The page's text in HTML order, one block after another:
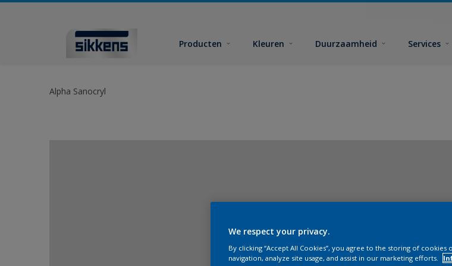
Producten Kleuren Duurzaamheid Services
Alpha Sanocryl
We respect your privacy.
By clicking “Accept All Cookies”, you agree to the storing of
navigation, analyze site usage, and assist in our marketing efforts.